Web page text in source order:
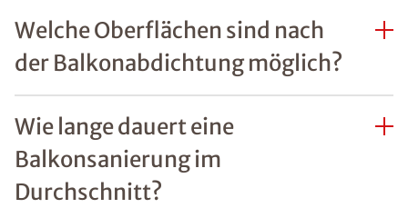
Welche Oberflächen sind nach
der Balkonabdichtung möglich?
Wie lange dauert eine
Balkonsanierung im
Durchschnitt?